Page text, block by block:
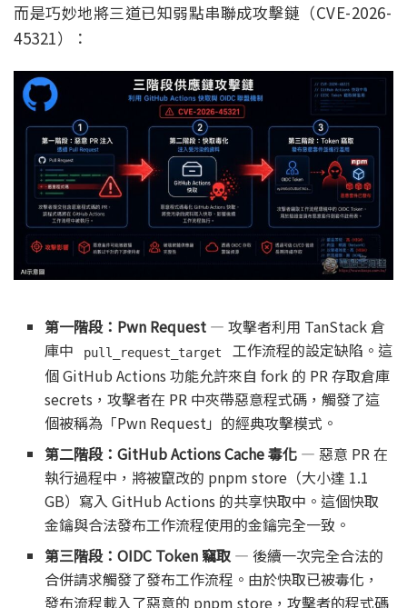
而是巧妙地將三道已知弱點串聯成攻擊鏈（CVE-2026-
45321）：
第一階段：Pwn Request — 攻擊者利用 TanStack 倉
庫中
pull_request_target
工作流程的設定缺陷。這
個 GitHub Actions 功能允許來自 fork 的 PR 存取倉庫
secrets，攻擊者在 PR 中夾帶惡意程式碼，觸發了這
個被稱為「Pwn Request」的經典攻擊模式。
第二階段：GitHub Actions Cache 毒化 — 惡意 PR 在
執行過程中，將被竄改的 pnpm store（大小達 1.1
GB）寫入 GitHub Actions 的共享快取中。這個快取
金鑰與合法發布工作流程使用的金鑰完全一致。
第三階段：OIDC Token 竊取— 後續一次完全合法的
合併請求觸發了發布工作流程。由於快取已被毒化，
發布流程載入了惡意的 pnpm store，攻擊者的程式碼